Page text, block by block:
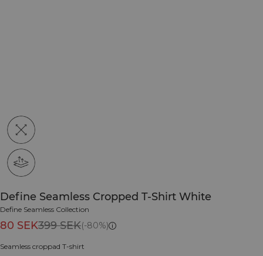
Define Seamless Cropped T-Shirt White
Define Seamless Collection
80 SEK399 SEK(-80%)
Seamless croppad T-shirt